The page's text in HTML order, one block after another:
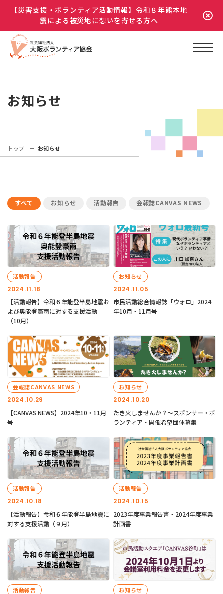
【災害支援・ボランティア活動情報】令和８年熊本地
震による被災地に想いを寄せる方へ
お知らせ
トップ お知らせ
すべて お知らせ 活動報告 会報誌CANVAS NEWS
2024.11.18
活動報告
【活動報告】令和６年能登半島地震お
よび奥能登豪雨に対する支援活動
（10月）
2024.11.05
お知らせ
市民活動総合情報誌「ウォロ」2024
年10月・11月号
2024.10.29
会報誌CANVAS NEWS
【CANVAS NEWS】2024年10・11月
号
2024.10.20
お知らせ
たき火しませんか？～スポンサー・ボ
ランティア・開催希望団体募集
2024.10.18
活動報告
【活動報告】令和６年能登半島地震に
対する支援活動（９月）
2024.10.15
活動報告
2023年度事業報告書・2024年度事業
計画書
活動報告 お知らせ